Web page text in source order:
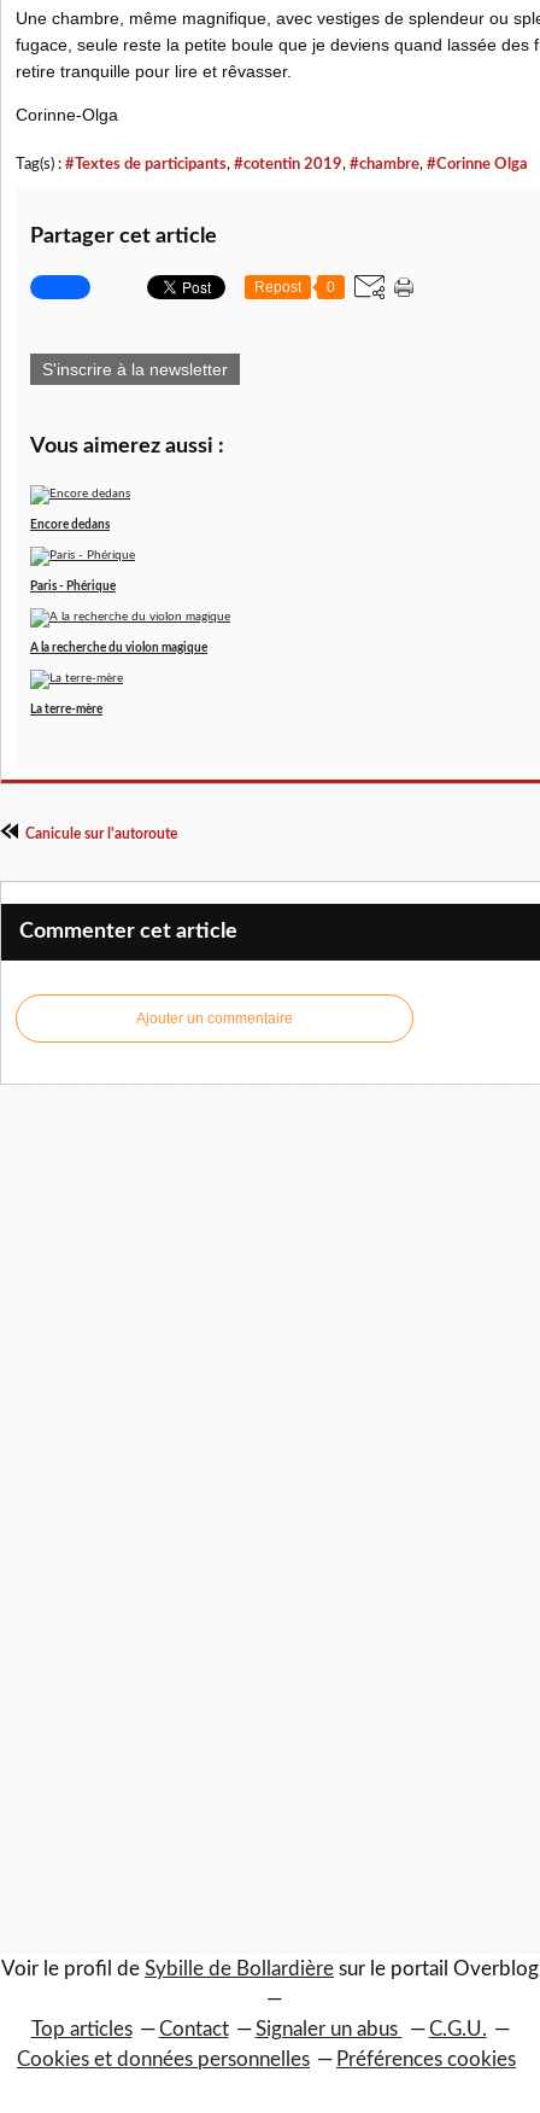
Une chambre, même magnifique, avec vestiges de splendeur ou
fugace, seule reste la petite boule que je deviens quand lassée des
retire tranquille pour lire et rêvasser.
Corinne-Olga
Tag(s) : #Textes de participants, #cotentin 2019, #chambre, #Corinne Olga
Partager cet article
Repost 0
S'inscrire à la newsletter
Vous aimerez aussi :
Encore dedans
Paris - Phérique
A la recherche du violon magique
La terre-mère
Canicule sur l'autoroute
Commenter cet article
Ajouter un commentaire
Voir le profil de Sybille de Bollardière sur le portail Overblog
Top articles Contact Signaler un abus
C.G.U.
Cookies et données personnelles
Préférences cookies